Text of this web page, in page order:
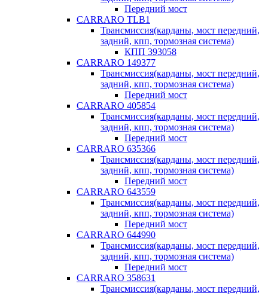
Передний мост
CARRARO TLB1
Трансмиссия(карданы, мост передний,
задний, кпп, тормозная система)
КПП 393058
CARRARO 149377
Трансмиссия(карданы, мост передний,
задний, кпп, тормозная система)
Передний мост
CARRARO 405854
Трансмиссия(карданы, мост передний,
задний, кпп, тормозная система)
Передний мост
CARRARO 635366
Трансмиссия(карданы, мост передний,
задний, кпп, тормозная система)
Передний мост
CARRARO 643559
Трансмиссия(карданы, мост передний,
задний, кпп, тормозная система)
Передний мост
CARRARO 644990
Трансмиссия(карданы, мост передний,
задний, кпп, тормозная система)
Передний мост
CARRARO 358631
Трансмиссия(карданы, мост передний,